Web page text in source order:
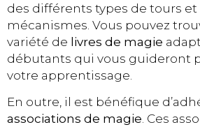
des différents types de tours et
mécanismes. Vous pouvez
variété de livres de magie
débutants qui vous guideront
votre apprentissage.
En outre, il est bénéfique
associations de magie. Ces